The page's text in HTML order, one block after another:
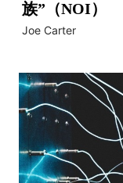
族”（NOI）
Joe Carter